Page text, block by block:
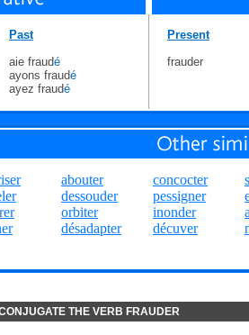
Past
aie fraudé
ayons fraudé
ayez fraudé
Present
frauder
abouter
dessouder
orbiter
désadapter
concocter
pessigner
inonder
décuver
THE VERB FRAUDER